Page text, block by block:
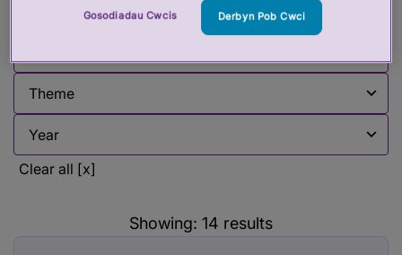
Filter by
Clear all [x]
Showing: 14 results
Gosodiadau Cwcis Derbyn Pob Cwci